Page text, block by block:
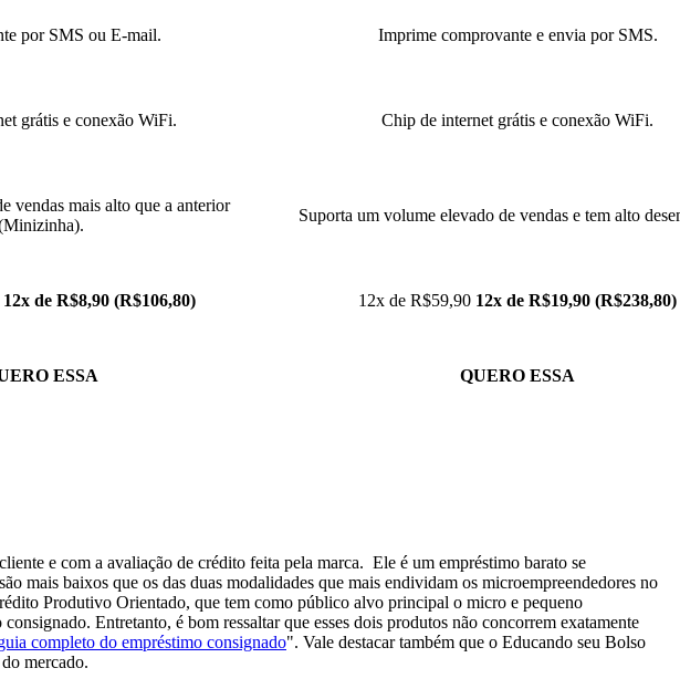
por SMS ou E-mail. Imprime comprovante e envia por SMS.
grátis e conexão WiFi. Chip de internet grátis e conexão WiFi.
vendas mais alto que a anterior
Suporta um volume elevado de vendas e tem alto
12x de R$8,90 (R$106,80) 12x de R$59,90 12x de R$19,90 (R$238,80)
ESSA QUERO ESSA
e com a avaliação de crédito feita pela marca. Ele é um empréstimo barato se
mais baixos que os das duas modalidades que mais endividam os microempreendedores no
Produtivo Orientado, que tem como público alvo principal o micro e pequeno
Entretanto, é bom ressaltar que esses dois produtos não concorrem exatamente
completo do empréstimo consignado". Vale destacar também que o Educando seu Bolso
mercado.